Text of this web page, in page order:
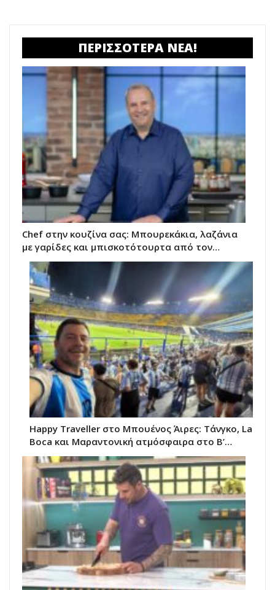
ΠΕΡΙΣΣΟΤΕΡΑ ΝΕΑ!
Chef στην κουζίνα σας: Μπουρεκάκια, λαζάνια
με γαρίδες και μπισκοτότουρτα από τον…
Happy Traveller στο Μπουένος Άιρες: Τάνγκο, La
Boca και Μαραντονική ατμόσφαιρα στο Β’…